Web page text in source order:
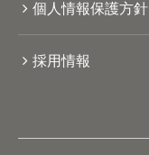
個人情報保護方針
採用情報